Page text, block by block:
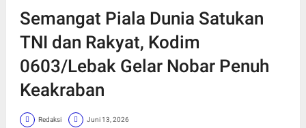
Semangat Piala Dunia Satukan
TNI dan Rakyat, Kodim
0603/Lebak Gelar Nobar Penuh
Keakraban
Redaksi Juni 13, 2026